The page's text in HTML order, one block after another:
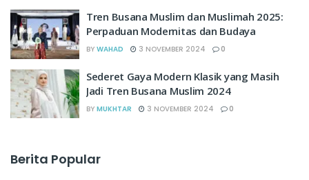
Tren Busana Muslim dan Muslimah 2025:
Perpaduan Modernitas dan Budaya
BY WAHAD 3 NOVEMBER 2024 0
Sederet Gaya Modern Klasik yang Masih
Jadi Tren Busana Muslim 2024
BY MUKHTAR 3 NOVEMBER 2024 0
Berita Popular